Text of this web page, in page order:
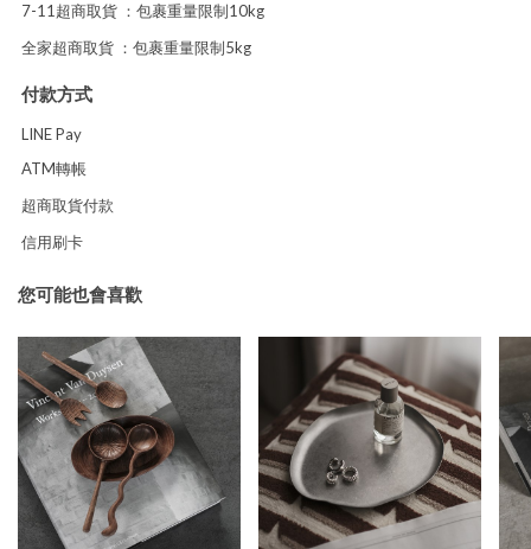
7-11超商取貨 ：包裹重量限制10kg
全家超商取貨 ：包裹重量限制5kg
付款方式
LINE Pay
ATM轉帳
超商取貨付款
信用刷卡
您可能也會喜歡